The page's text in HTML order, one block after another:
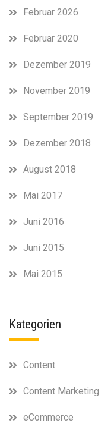
Februar 2026
Februar 2020
Dezember 2019
November 2019
September 2019
Dezember 2018
August 2018
Mai 2017
Juni 2016
Juni 2015
Mai 2015
Kategorien
Content
Content Marketing
eCommerce